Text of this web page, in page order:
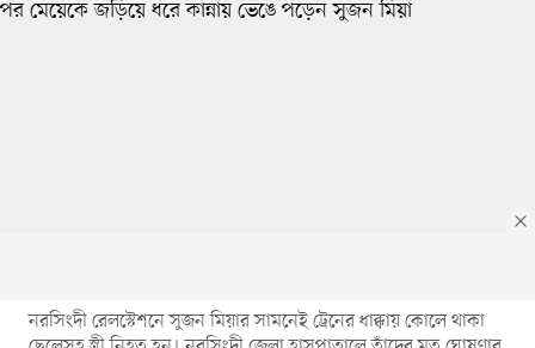
নরসিংদী রেলস্টেশনে সুজন মিয়ার সামনেই ট্রেনের ধাক্কায় কোলে থাকা